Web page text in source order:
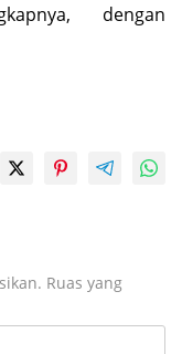
dengan
Ruas yang